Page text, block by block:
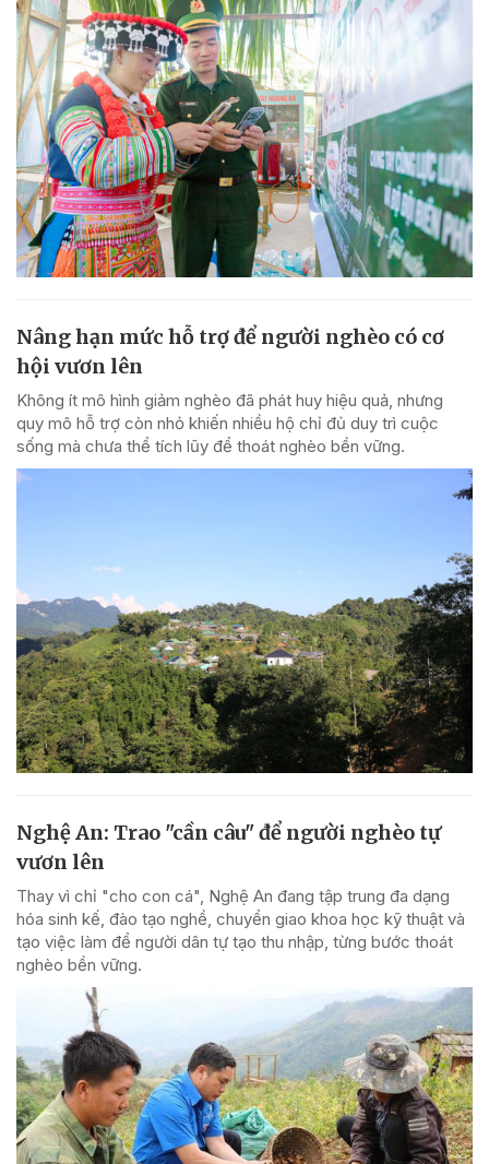
Nâng hạn mức hỗ trợ để người nghèo có cơ
hội vươn lên
Không ít mô hình giảm nghèo đã phát huy hiệu quả, nhưng
quy mô hỗ trợ còn nhỏ khiến nhiều hộ chỉ đủ duy trì cuộc
sống mà chưa thể tích lũy để thoát nghèo bền vững.
Nghệ An: Trao "cần câu" để người nghèo tự
vươn lên
Thay vì chỉ "cho con cá", Nghệ An đang tập trung đa dạng
hóa sinh kế, đào tạo nghề, chuyển giao khoa học kỹ thuật và
tạo việc làm để người dân tự tạo thu nhập, từng bước thoát
nghèo bền vững.